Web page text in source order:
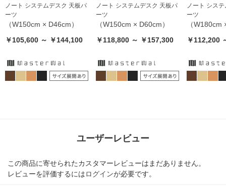
ノート システムデスク 天板パ
ーツ
（W150cm × D46cm）
￥105,600 ～ ￥144,100
ノート システムデスク 天板パ
ーツ
（W150cm × D60cm）
￥118,800 ～ ￥157,300
ノート シス
ーツ
（
￥112,200
ユーザーレビュー
この商品に寄せられたカスタマーレビューはまだありません。
レビューを評価するにはログインが必要です。